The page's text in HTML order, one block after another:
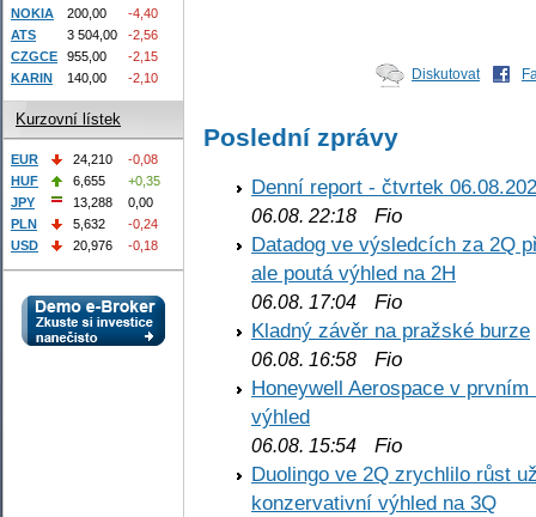
Diskutovat
Poslední zprávy
Denní report - čtvrtek
06.08. 22:18 Fio
Datadog ve výsledcích za 2Q
ale poutá výhled na 2H
06.08. 17:04 Fio
Kladný závěr na pražské burze
06.08. 16:58 Fio
Honeywell Aerospace v
výhled
06.08. 15:54 Fio
Duolingo ve 2Q zrychlilo růst
konzervativní výhled na 3Q
NOKIA
200,00
-4,40
ATS
3 504,00
-2,56
CZGCE
955,00
-2,15
KARIN
140,00 -2,10
Kurzovní lístek
EUR 24,210
-0,08
HUF
6,655
+0,35
JPY
13,288
0,00
PLN
5,632
-0,24
USD
20,976 -0,18